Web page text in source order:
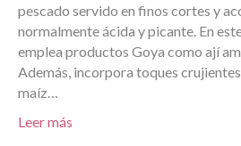
pescado servido en finos cortes y
normalmente ácida y picante. En
emplea productos Goya como ají
Además, incorpora toques
maíz…
Leer más